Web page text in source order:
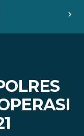
chevron_right